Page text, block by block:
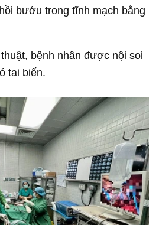
bướu trong tĩnh mạch bằng
bệnh nhân được nội soi
tai biến.